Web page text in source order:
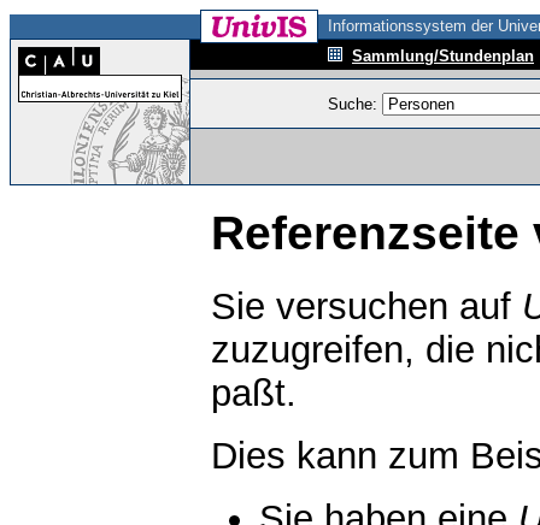
Informationssystem der
Sammlung/Stundenplan
Suche:
Referenzseite
Sie versuchen auf
zuzugreifen, die
paßt.
Dies kann zum